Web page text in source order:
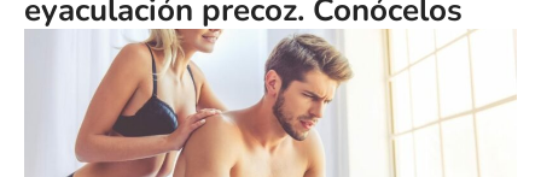
eyaculación precoz. Conócelos